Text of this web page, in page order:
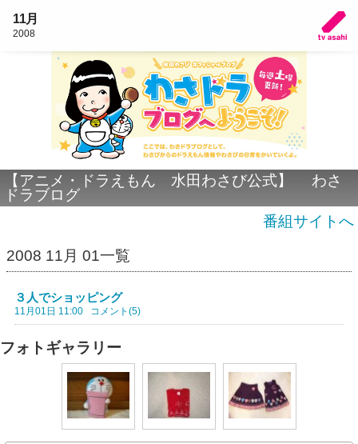
11月
2008
【アニメ・ドラえもん 水田わさび公式】 わさ
ドラブログ
番組サイトへ
2008 11月 01一覧
３人でショッピング
11月01日 11:00 コメント(5)
フォトギャラリー